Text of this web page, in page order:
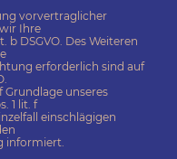
vorvertraglicher
Ihre
b DSGVO. Des Weiteren
erforderlich sind auf
unseres
1 lit. f
einschlägigen
informiert.